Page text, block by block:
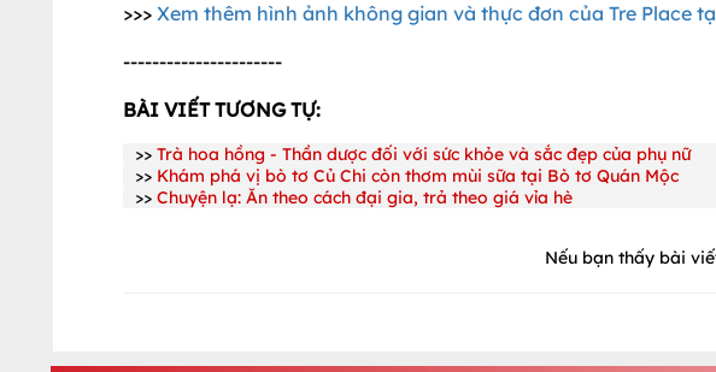
>>> Xem thêm hình ảnh không gian và thực đơn của Tre Place
----------------------
BÀI VIẾT TƯƠNG TỰ:
>> Trà hoa hồng - Thần dược đối với sức khỏe và sắc đẹp của phụ nữ
>> Khám phá vị bò tơ Củ Chi còn thơm mùi sữa tại Bò tơ Quán Mộc
>> Chuyện lạ: Ăn theo cách đại gia, trả theo giá vỉa hè
Nếu bạn thấy bài